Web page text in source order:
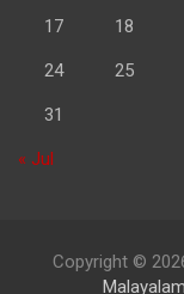
17 18
24 25
31
« Jul
Copyright ©